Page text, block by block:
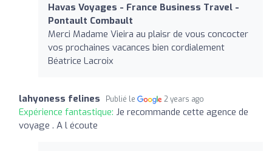
Havas Voyages - France Business Travel -
Pontault Combault
Merci Madame Vieira au plaisr de vous concocter
vos prochaines vacances bien cordialement
Béatrice Lacroix
lahyoness felines Publié le 2 years ago
Expérience fantastique: Je recommande cette agence de
voyage . A l écoute